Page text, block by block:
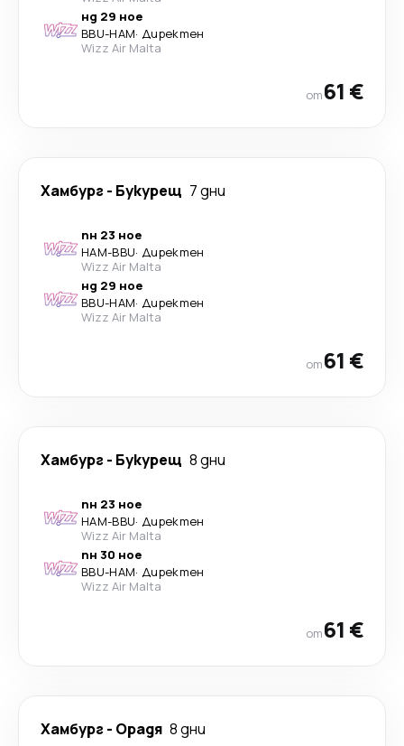
нд 29 ное
BBU-HAM· Директен
Wizz Air Malta
от61 €
Хамбург- Букурещ 7 дни
пн 23 ное
HAM-BBU· Директен
Wizz Air Malta
нд 29 ное
BBU-HAM· Директен
Wizz Air Malta
от61 €
Хамбург- Букурещ 8 дни
пн 23 ное
HAM-BBU· Директен
Wizz Air Malta
пн 30 ное
BBU-HAM· Директен
Wizz Air Malta
от61 €
Хамбург- Орадя 8 дни